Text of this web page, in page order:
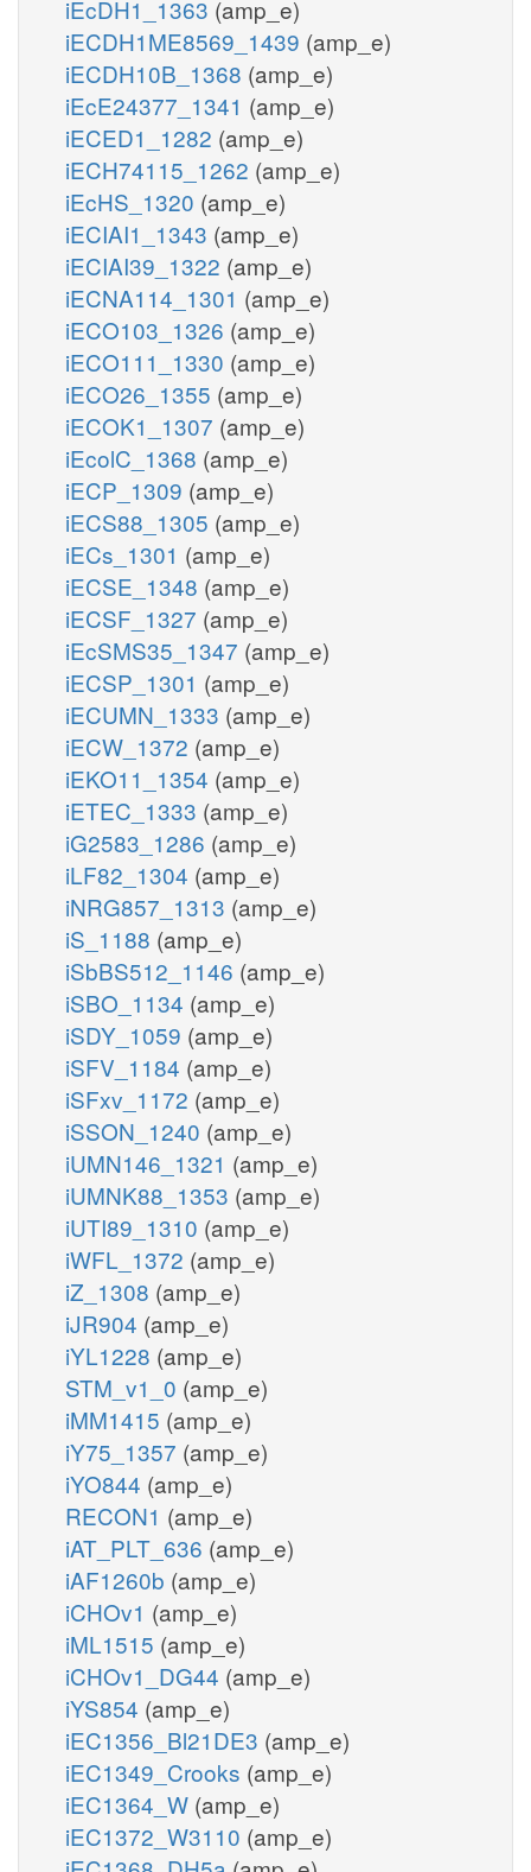
iEcDH1_1363 (amp_e)
iECDH1ME8569_1439 (amp_e)
iECDH10B_1368 (amp_e)
iEcE24377_1341 (amp_e)
iECED1_1282 (amp_e)
iECH74115_1262 (amp_e)
iEcHS_1320 (amp_e)
iECIAI1_1343 (amp_e)
iECIAI39_1322 (amp_e)
iECNA114_1301 (amp_e)
iECO103_1326 (amp_e)
iECO111_1330 (amp_e)
iECO26_1355 (amp_e)
iECOK1_1307 (amp_e)
iEcolC_1368 (amp_e)
iECP_1309 (amp_e)
iECS88_1305 (amp_e)
iECs_1301 (amp_e)
iECSE_1348 (amp_e)
iECSF_1327 (amp_e)
iEcSMS35_1347 (amp_e)
iECSP_1301 (amp_e)
iECUMN_1333 (amp_e)
iECW_1372 (amp_e)
iEKO11_1354 (amp_e)
iETEC_1333 (amp_e)
iG2583_1286 (amp_e)
iLF82_1304 (amp_e)
iNRG857_1313 (amp_e)
iS_1188 (amp_e)
iSbBS512_1146 (amp_e)
iSBO_1134 (amp_e)
iSDY_1059 (amp_e)
iSFV_1184 (amp_e)
iSFxv_1172 (amp_e)
iSSON_1240 (amp_e)
iUMN146_1321 (amp_e)
iUMNK88_1353 (amp_e)
iUTI89_1310 (amp_e)
iWFL_1372 (amp_e)
iZ_1308 (amp_e)
iJR904 (amp_e)
iYL1228 (amp_e)
STM_v1_0 (amp_e)
iMM1415 (amp_e)
iY75_1357 (amp_e)
iYO844 (amp_e)
RECON1 (amp_e)
iAT_PLT_636 (amp_e)
iAF1260b (amp_e)
iCHOv1 (amp_e)
iML1515 (amp_e)
iCHOv1_DG44 (amp_e)
iYS854 (amp_e)
iEC1356_Bl21DE3 (amp_e)
iEC1349_Crooks (amp_e)
iEC1364_W (amp_e)
iEC1372_W3110 (amp_e)